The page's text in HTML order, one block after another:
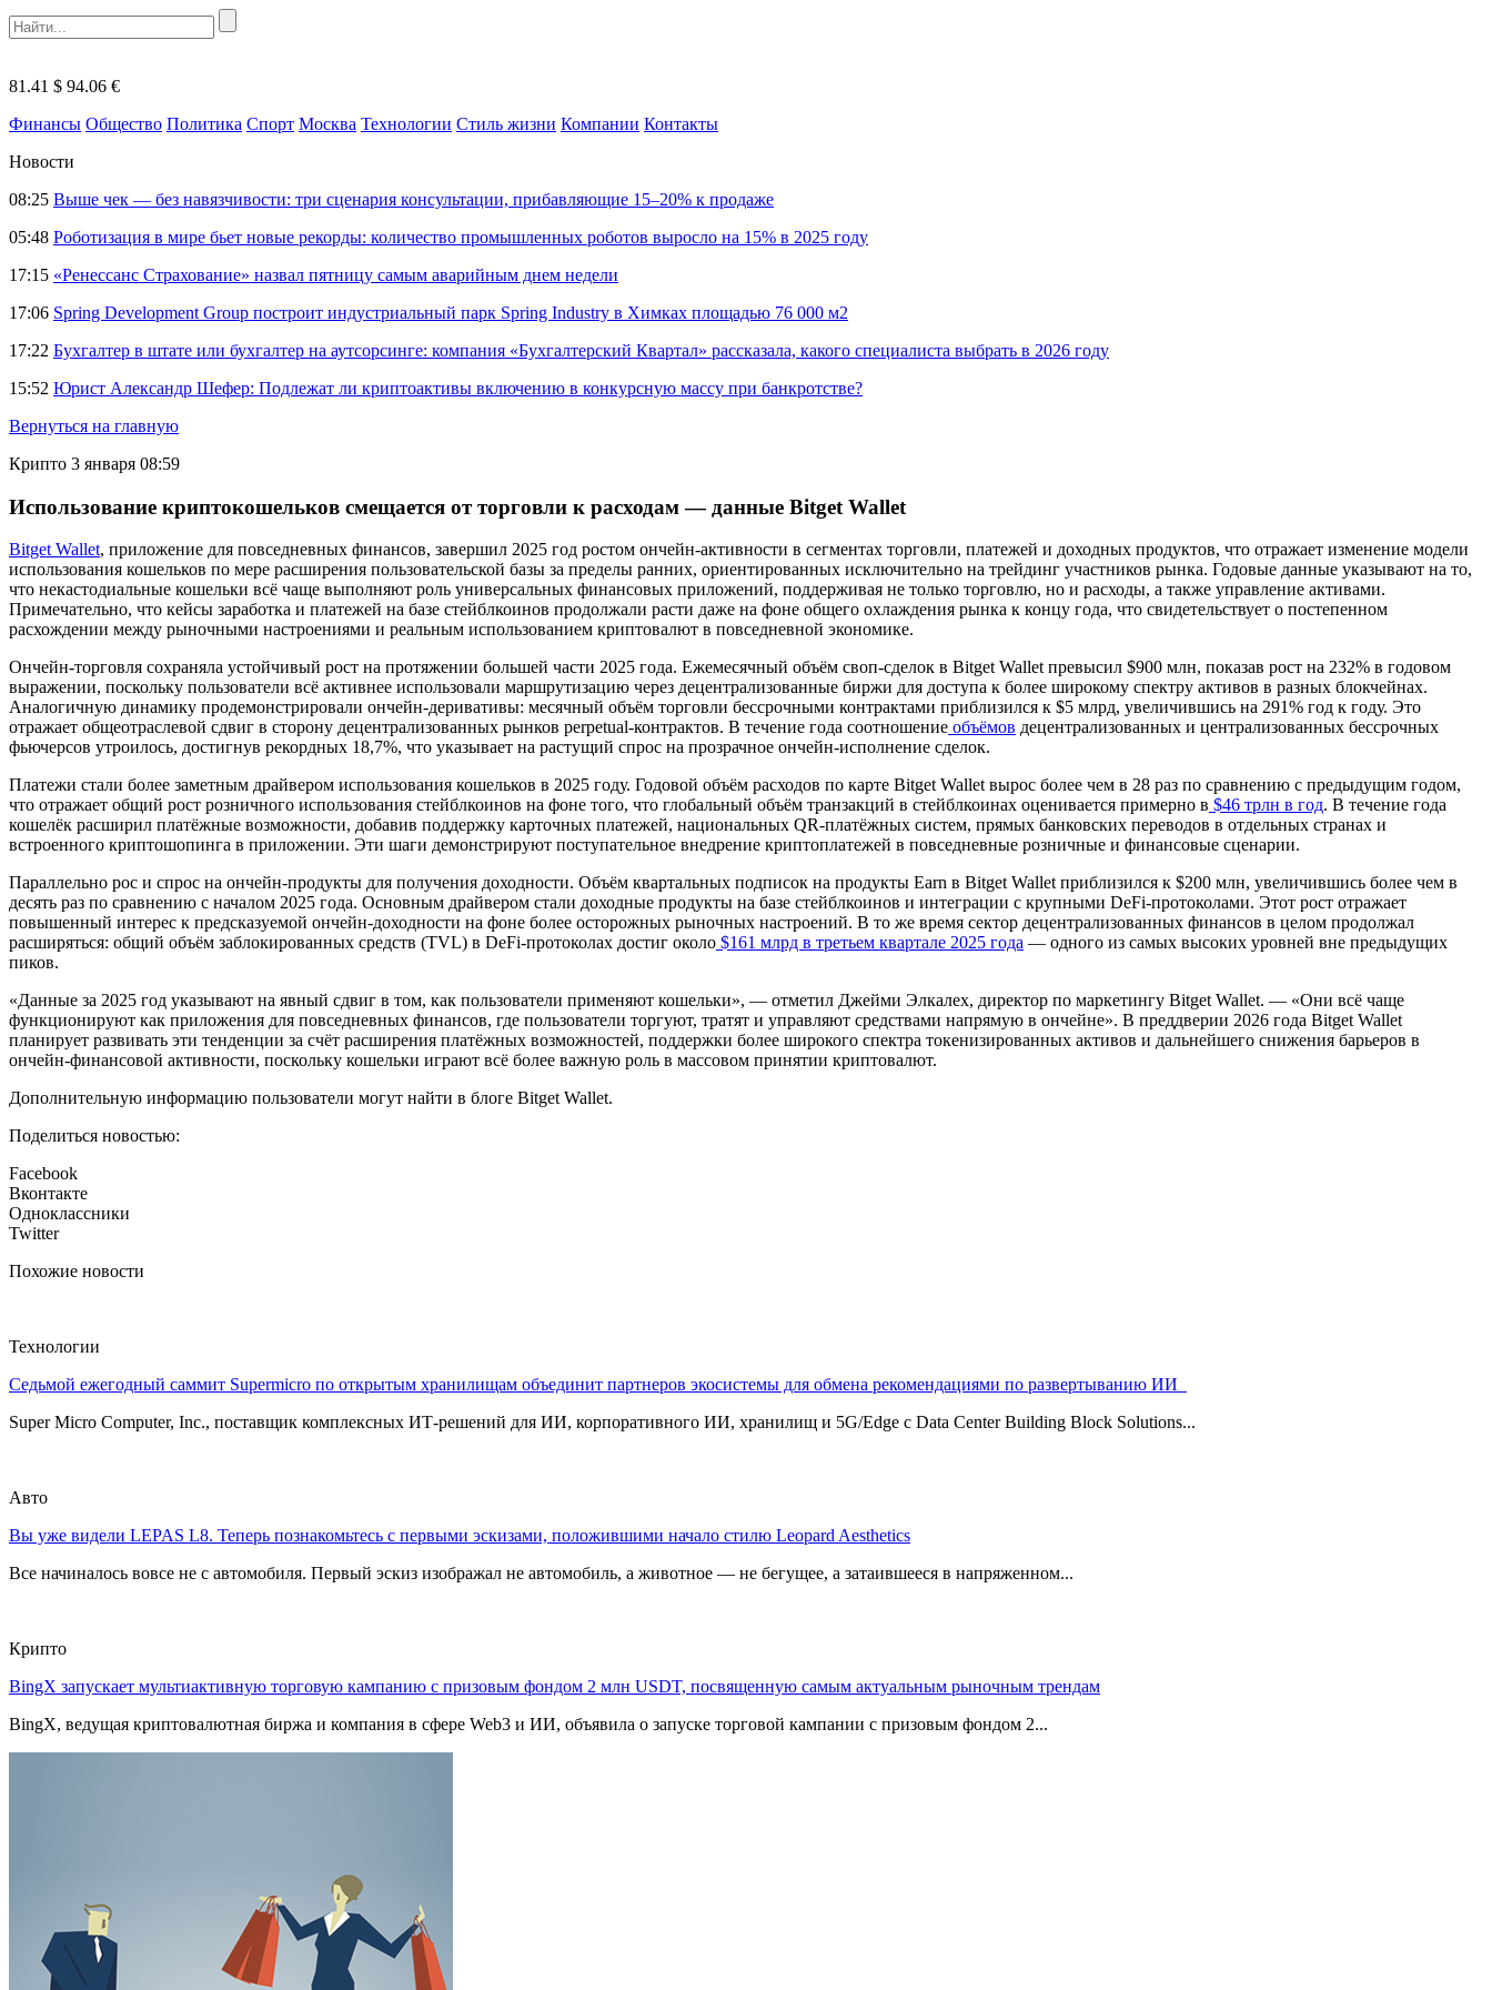
81.41 $ 94.06 €
Финансы Общество Политика Спорт Москва Технологии Стиль жизни Компании Контакты
Новости
08:25 Выше чек — без навязчивости: три сценария консультации, прибавляющие 15–20% к продаже
05:48 Роботизация в мире бьет новые рекорды: количество промышленных роботов выросло на 15% в 2025 году
17:15 «Ренессанс Страхование» назвал пятницу самым аварийным днем недели
17:06 Spring Development Group построит индустриальный парк Spring Industry в Химках площадью 76 000 м2
17:22 Бухгалтер в штате или бухгалтер на аутсорсинге: компания «Бухгалтерский Квартал» рассказала, какого специалиста выбрать в 2026 году
15:52 Юрист Александр Шефер: Подлежат ли криптоактивы включению в конкурсную массу при банкротстве?
Вернуться на главную
Крипто 3 января 08:59
Использование криптокошельков смещается от торговли к расходам — данные Bitget Wallet
Bitget Wallet, приложение для повседневных финансов, завершил 2025 год ростом ончейн-активности в сегментах торговли, платежей и доходных продуктов, что отражает изменение модели
использования кошельков по мере расширения пользовательской базы за пределы ранних, ориентированных исключительно на трейдинг участников рынка. Годовые данные указывают на то,
что некастодиальные кошельки всё чаще выполняют роль универсальных финансовых приложений, поддерживая не только торговлю, но и расходы, а также управление активами.
Примечательно, что кейсы заработка и платежей на базе стейблкоинов продолжали расти даже на фоне общего охлаждения рынка к концу года, что свидетельствует о постепенном
расхождении между рыночными настроениями и реальным использованием криптовалют в повседневной экономике.
Ончейн-торговля сохраняла устойчивый рост на протяжении большей части 2025 года. Ежемесячный объём своп-сделок в Bitget Wallet превысил $900 млн, показав рост на 232% в годовом
выражении, поскольку пользователи всё активнее использовали маршрутизацию через децентрализованные биржи для доступа к более широкому спектру активов в разных блокчейнах.
Аналогичную динамику продемонстрировали ончейн-деривативы: месячный объём торговли бессрочными контрактами приблизился к $5 млрд, увеличившись на 291% год к году. Это
отражает общеотраслевой сдвиг в сторону децентрализованных рынков perpetual-контрактов. В течение года соотношение объёмов децентрализованных и централизованных бессрочных
фьючерсов утроилось, достигнув рекордных 18,7%, что указывает на растущий спрос на прозрачное ончейн-исполнение сделок.
Платежи стали более заметным драйвером использования кошельков в 2025 году. Годовой объём расходов по карте Bitget Wallet вырос более чем в 28 раз по сравнению с предыдущим годом,
что отражает общий рост розничного использования стейблкоинов на фоне того, что глобальный объём транзакций в стейблкоинах оценивается примерно в $46 трлн в год. В течение года
кошелёк расширил платёжные возможности, добавив поддержку карточных платежей, национальных QR-платёжных систем, прямых банковских переводов в отдельных странах и
встроенного криптошопинга в приложении. Эти шаги демонстрируют поступательное внедрение криптоплатежей в повседневные розничные и финансовые сценарии.
Параллельно рос и спрос на ончейн-продукты для получения доходности. Объём квартальных подписок на продукты Earn в Bitget Wallet приблизился к $200 млн, увеличившись более чем в
десять раз по сравнению с началом 2025 года. Основным драйвером стали доходные продукты на базе стейблкоинов и интеграции с крупными DeFi-протоколами. Этот рост отражает
повышенный интерес к предсказуемой ончейн-доходности на фоне более осторожных рыночных настроений. В то же время сектор децентрализованных финансов в целом продолжал
расширяться: общий объём заблокированных средств (TVL) в DeFi-протоколах достиг около $161 млрд в третьем квартале 2025 года — одного из самых высоких уровней вне предыдущих
пиков.
«Данные за 2025 год указывают на явный сдвиг в том, как пользователи применяют кошельки», — отметил Джейми Элкалех, директор по маркетингу Bitget Wallet. — «Они всё чаще
функционируют как приложения для повседневных финансов, где пользователи торгуют, тратят и управляют средствами напрямую в ончейне». В преддверии 2026 года Bitget Wallet
планирует развивать эти тенденции за счёт расширения платёжных возможностей, поддержки более широкого спектра токенизированных активов и дальнейшего снижения барьеров в
ончейн-финансовой активности, поскольку кошельки играют всё более важную роль в массовом принятии криптовалют.
Дополнительную информацию пользователи могут найти в блоге Bitget Wallet.
Поделиться новостью:
Facebook
Вконтакте
Одноклассники
Twitter
Похожие новости
Технологии
Седьмой ежегодный саммит Supermicro по открытым хранилищам объединит партнеров экосистемы для обмена рекомендациями по развертыванию ИИ
Super Micro Computer, Inc., поставщик комплексных ИТ-решений для ИИ, корпоративного ИИ, хранилищ и 5G/Edge с Data Center Building Block Solutions...
Авто
Вы уже видели LEPAS L8. Теперь познакомьтесь с первыми эскизами, положившими начало стилю Leopard Aesthetics
Все начиналось вовсе не с автомобиля. Первый эскиз изображал не автомобиль, а животное — не бегущее, а затаившееся в напряженном...
Крипто
BingX запускает мультиактивную торговую кампанию с призовым фондом 2 млн USDT, посвященную самым актуальным рыночным трендам
BingX, ведущая криптовалютная биржа и компания в сфере Web3 и ИИ, объявила о запуске торговой кампании с призовым фондом 2...